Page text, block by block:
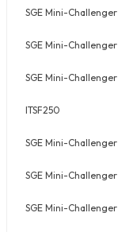
SGE Mini-Challenger
SGE Mini-Challenger
SGE Mini-Challenger
ITSF250
SGE Mini-Challenger
SGE Mini-Challenger
SGE Mini-Challenger